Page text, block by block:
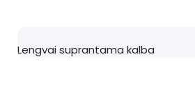
Lengvai suprantama kalba